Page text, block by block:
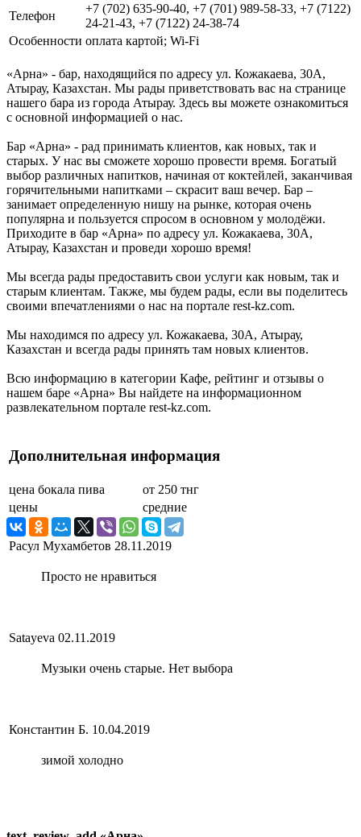
Телефон
+7 (702) 635-90-40, +7 (701) 989-58-33, +7 (7122)
24-21-43, +7 (7122) 24-38-74
Особенности оплата картой; Wi-Fi
«Арна» - бар, находящийся по адресу ул. Кожакаева, 30А,
Атырау, Казахстан. Мы рады приветствовать вас на странице
нашего бара из города Атырау. Здесь вы можете ознакомиться
с основной информацией о нас.
Бар «Арна» - рад принимать клиентов, как новых, так и
старых. У нас вы сможете хорошо провести время. Богатый
выбор различных напитков, начиная от коктейлей, заканчивая
горячительными напитками – скрасит ваш вечер. Бар –
занимает определенную нишу на рынке, которая очень
популярна и пользуется спросом в основном у молодёжи.
Приходите в бар «Арна» по адресу ул. Кожакаева, 30А,
Атырау, Казахстан и проведи хорошо время!
Мы всегда рады предоставить свои услуги как новым, так и
старым клиентам. Также, мы будем рады, если вы поделитесь
своими впечатлениями о нас на портале rest-kz.com.
Мы находимся по адресу ул. Кожакаева, 30А, Атырау,
Казахстан и всегда рады принять там новых клиентов.
Всю информацию в категории Кафе, рейтинг и отзывы о
нашем баре «Арна» Вы найдете на информационном
развлекательном портале rest-kz.com.
Дополнительная информация
цена бокала пива
от 250 тнг
цены
средние
Расул Мухамбетов 28.11.2019
Просто не нравиться
Satayeva 02.11.2019
Музыки очень старые. Нет выбора
Константин Б. 10.04.2019
зимой холодно